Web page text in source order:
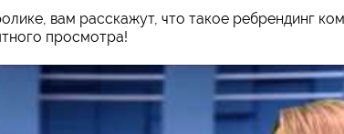
вам расскажут, что такое ребрендинг
просмотра!